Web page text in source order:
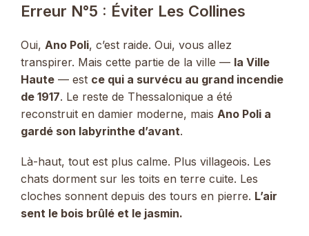
Erreur N°5 : Éviter Les Collines
Oui, Ano Poli, c’est raide. Oui, vous allez
transpirer. Mais cette partie de la ville — la Ville
Haute — est ce qui a survécu au grand incendie
de 1917. Le reste de Thessalonique a été
reconstruit en damier moderne, mais Ano Poli a
gardé son labyrinthe d’avant.
Là-haut, tout est plus calme. Plus villageois. Les
chats dorment sur les toits en terre cuite. Les
cloches sonnent depuis des tours en pierre. L’air
sent le bois brûlé et le jasmin.